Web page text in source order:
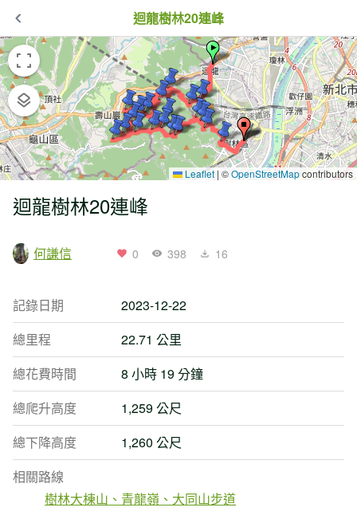
迴龍樹林20連峰
Leaflet | ©OpenStreetMapcontributors
迴龍樹林20連峰
何謙信 0 398 16
記錄日期
2023-12-22
總里程
22.71 公里
總花費時間
8 小時 19 分鐘
總爬升高度
1,259 公尺
總下降高度
1,260 公尺
相關路線
樹林大棟山、青龍嶺、大同山步道